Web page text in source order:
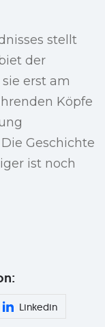
stellt
der
erst am
Köpfe
Geschichte
ist noch
Linkedin